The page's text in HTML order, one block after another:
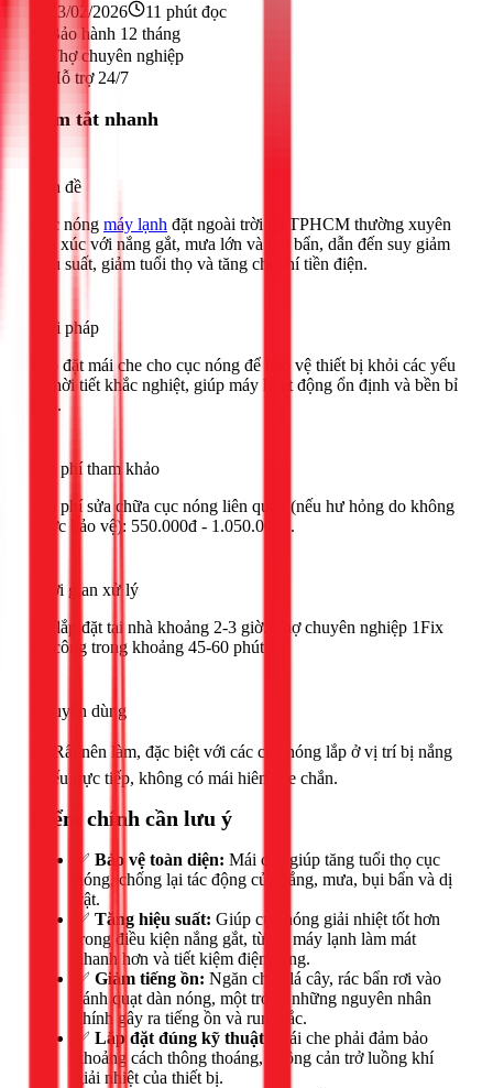
23/02/2026 11 phút đọc
Bảo hành 12 tháng
Thợ chuyên nghiệp
Hỗ trợ 24/7
Tóm tắt nhanh
Vấn đề
Cục nóng máy lạnh đặt ngoài trời tại TPHCM thường xuyên
tiếp xúc với nắng gắt, mưa lớn và bụi bẩn, dẫn đến suy giảm
hiệu suất, giảm tuổi thọ và tăng chi phí tiền điện.
Giải pháp
Lắp đặt mái che cho cục nóng để bảo vệ thiết bị khỏi các yếu
tố thời tiết khắc nghiệt, giúp máy hoạt động ổn định và bền bỉ
hơn.
Chi phí tham khảo
Chi phí sửa chữa cục nóng liên quan (nếu hư hỏng do không
được bảo vệ): 550.000đ - 1.050.000đ.
Thời gian xử lý
Tự lắp đặt tại nhà khoảng 2-3 giờ. Thợ chuyên nghiệp 1Fix
thi công trong khoảng 45-60 phút.
Khuyên dùng
🟢 Rất nên làm, đặc biệt với các cục nóng lắp ở vị trí bị nắng
chiếu trực tiếp, không có mái hiên che chắn.
Điểm chính cần lưu ý
✅ Bảo vệ toàn diện: Mái che giúp tăng tuổi thọ cục
nóng, chống lại tác động của nắng, mưa, bụi bẩn và dị
vật.
✅ Tăng hiệu suất: Giúp cục nóng giải nhiệt tốt hơn
trong điều kiện nắng gắt, từ đó máy lạnh làm mát
nhanh hơn và tiết kiệm điện năng.
✅ Giảm tiếng ồn: Ngăn chặn lá cây, rác bẩn rơi vào
cánh quạt dàn nóng, một trong những nguyên nhân
chính gây ra tiếng ồn và rung lắc.
✅ Lắp đặt đúng kỹ thuật:
Mái che phải đảm bảo
khoảng cách thông thoáng, không cản trở luồng khí
giải nhiệt của thiết bị.